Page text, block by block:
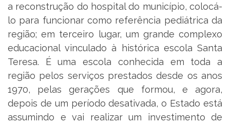
a reconstrução do hospital do município, colocá-
lo para funcionar como referência pediátrica da
região; em terceiro lugar, um grande complexo
educacional vinculado à histórica escola Santa
Teresa. É uma escola conhecida em toda a
região pelos serviços prestados desde os anos
1970, pelas gerações que formou, e agora,
depois de um período desativada, o Estado está
assumindo e vai realizar um investimento de